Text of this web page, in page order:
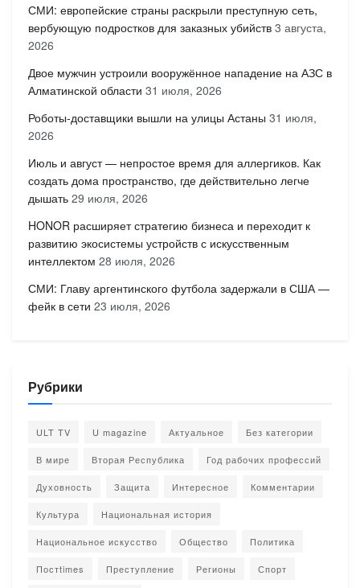
СМИ: европейские страны раскрыли преступную сеть,
вербующую подростков для заказных убийств 3 августа,
2026
Двое мужчин устроили вооружённое нападение на АЗС в
Алматинской области 31 июля, 2026
Роботы-доставщики вышли на улицы Астаны 31 июля,
2026
Июль и август — непростое время для аллергиков. Как
создать дома пространство, где действительно легче
дышать 29 июля, 2026
HONOR расширяет стратегию бизнеса и переходит к
развитию экосистемы устройств с искусственным
интеллектом 28 июля, 2026
СМИ: Главу аргентинского футбола задержали в США —
фейк в сети 23 июля, 2026
Рубрики
ULT TV U magazine Актуальное Без категории
В мире Вторая Республика Год рабочих профессий
Духовность Защита Интересное Комментарии
Культура Национальная история
Национальное искусство Общество Политика
Постtimes Преступление Регионы Спорт